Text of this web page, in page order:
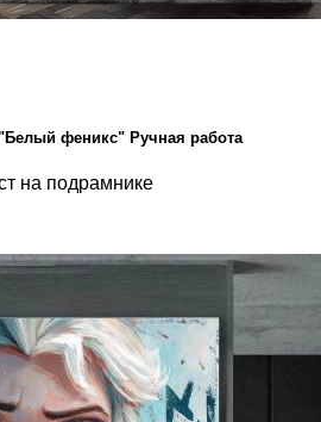
феникс" Ручная работа
на подрамнике